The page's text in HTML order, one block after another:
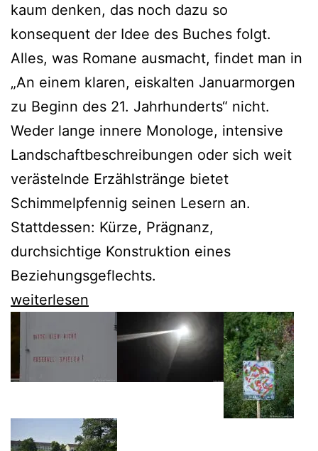
kaum denken, das noch dazu so
konsequent der Idee des Buches folgt.
Alles, was Romane ausmacht, findet man in
„An einem klaren, eiskalten Januarmorgen
zu Beginn des 21. Jahrhunderts“ nicht.
Weder lange innere Monologe, intensive
Landschaftbeschreibungen oder sich weit
verästelnde Erzählstränge bietet
Schimmelpfennig seinen Lesern an.
Stattdessen: Kürze, Prägnanz,
durchsichtige Konstruktion eines
Beziehungsgeflechts.
Roland
Schimmelpfennig
und
der
wolf“
in
weiterlesen